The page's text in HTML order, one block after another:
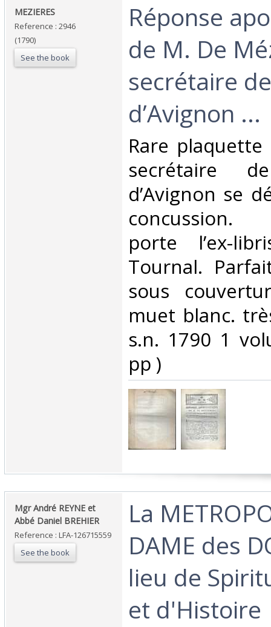
‎MEZIERES‎
Reference : 2946
(1790)
See the book
‎Réponse
de M. De
secrétaire
d’Avignon ...‎
‎Rare
secrétaire
d’Avignon se
concussion.
porte l’ex-
Tournal.
sous
muet blanc.
s.n. 1790 1
pp )‎
‎Mgr André REYNE et
Abbé Daniel BREHIER‎
Reference : LFA-126715559
See the book
‎La
DAME des
lieu de
et d'Histoire‎